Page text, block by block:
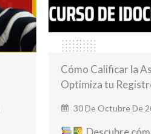
Cómo Calificar la
Optimiza tu
30 De Octubre De